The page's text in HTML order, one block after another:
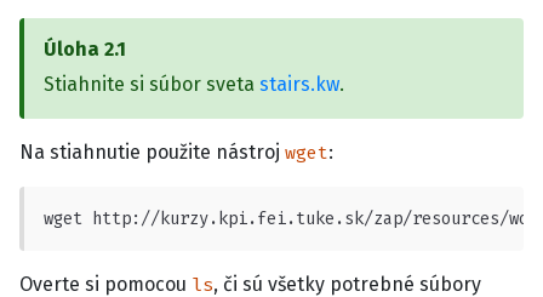
Úloha 2.1
Stiahnite si súbor sveta stairs.kw.
Na stiahnutie použite nástroj wget:
wget http://kurzy.kpi.fei.tuke.sk/zap/resources/
Overte si pomocou ls, či sú všetky potrebné súbory